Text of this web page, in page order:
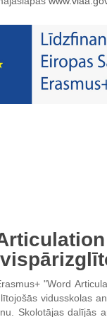
"Word
vidusskolas
Skolotājas